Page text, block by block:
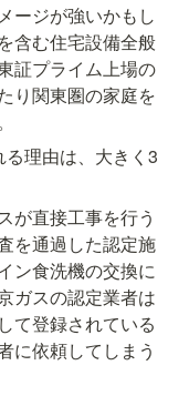
ージが強いかもし
含む住宅設備全般
証プライム上場の
り関東圏の家庭を
理由は、大きく3
が直接工事を行う
を通過した認定施
ン食洗機の交換に
ガスの認定業者は
て登録されている
に依頼してしまう